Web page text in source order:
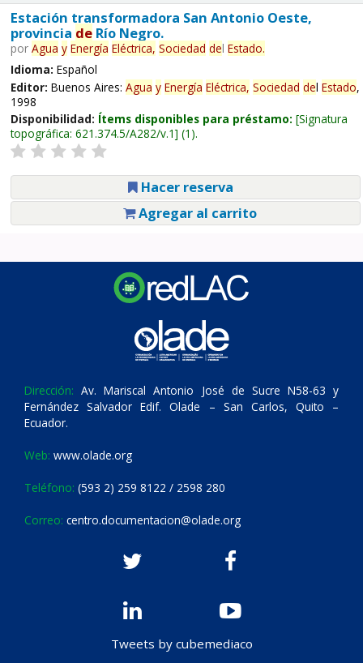
Estación transformadora San Antonio Oeste,
provincia deRío Negro.
por Agua y Energía Eléctrica, Sociedad del Estado.
Idioma: Español
Editor: Buenos Aires: Agua y Energía Eléctrica, Sociedad del Estado,
1998
Disponibilidad: Ítems disponibles para préstamo: Signatura
topográfica: 621.374.5/A282/v.1 (1).
Hacer reserva
Agregar al carrito
Dirección: Av. Mariscal Antonio José de Sucre N58-63 y
Fernández Salvador Edif. Olade – San Carlos, Quito –
Ecuador.
Web: www.olade.org
Teléfono: (593 2) 259 8122 / 2598 280
Correo: centro.documentacion@olade.org
Tweets by cubemediaco